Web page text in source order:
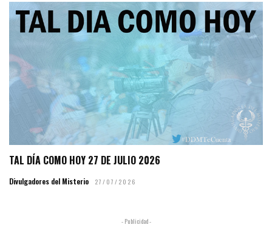
TAL DÍA COMO HOY 27 DE JULIO 2026
Divulgadores del Misterio 27/07/2026
- Publicidad -